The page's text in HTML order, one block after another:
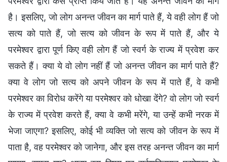
है। इसलिए, जो लोग अनन्‍त जीवन का मार्ग पाते हैं, ये वही लोग हैं जो
सत्य को पाते हैं, जो सत्य को जीवन के रूप में पाते हैं, और ये
परमेश्‍वर द्वारा पूर्ण किए वही लोग हैं जो स्वर्ग के राज्य में प्रवेश कर
सकते हैं। क्या ये वो लोग नहीं हैं जो अनन्‍त जीवन का मार्ग पाते हैं?
क्या वे लोग जो सत्‍य को अपने जीवन के रूप में पाते हैं, वे कभी
परमेश्‍वर का विरोध करेंगे या परमेश्‍वर को धोखा देंगे? वो लोग जो स्वर्ग
के राज्य में प्रवेश करते हैं, क्या वे कभी मरेंगे, या उन्हें कभी नरक में
भेजा जाएगा? इसलिए, कोई भी व्यक्ति जो सत्‍य को जीवन के रूप में
पाता है, वह परमेश्‍वर को जानेगा, और इस तरह अनन्‍त जीवन का मार्ग